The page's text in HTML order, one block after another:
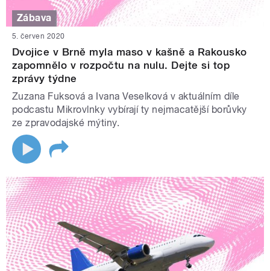
Zábava
5. červen 2020
Dvojice v Brně myla maso v kašně a Rakousko
zapomnělo v rozpočtu na nulu. Dejte si top
zprávy týdne
Zuzana Fuksová a Ivana Veselková v aktuálním díle
podcastu Mikrovlnky vybírají ty nejmacatější borůvky
ze zpravodajské mýtiny.